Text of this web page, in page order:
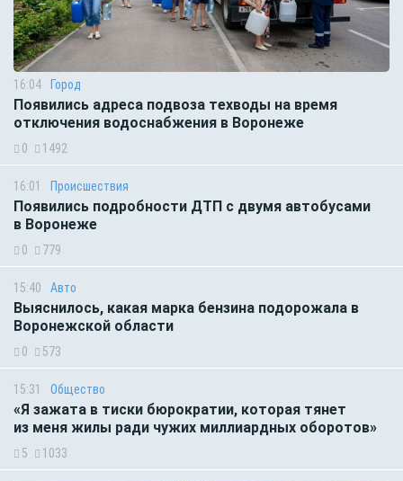
16:04 Город
Появились адреса подвоза техводы на время
отключения водоснабжения в Воронеже
0 1492
16:01 Происшествия
Появились подробности ДТП с двумя автобусами
в Воронеже
0 779
15:40 Авто
Выяснилось, какая марка бензина подорожала в
Воронежской области
0 573
15:31 Общество
«Я зажата в тиски бюрократии, которая тянет
из меня жилы ради чужих миллиардных оборотов»
5 1033